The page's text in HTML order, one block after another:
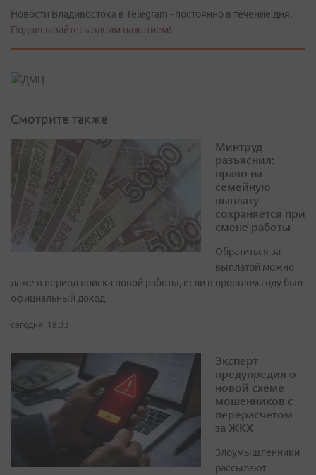
Новости Владивостока в Telegram - постоянно в течение дня.
Подписывайтесь одним нажатием!
Смотрите также
Минтруд
разъяснил:
право на
семейную
выплату
сохраняется при
смене работы
Обратиться за
выплатой можно
даже в период поиска новой работы, если в прошлом году был
официальный доход
сегодня, 18:33
Эксперт
предупредил о
новой схеме
мошенников с
перерасчетом
за ЖКХ
Злоумышленники
рассылают